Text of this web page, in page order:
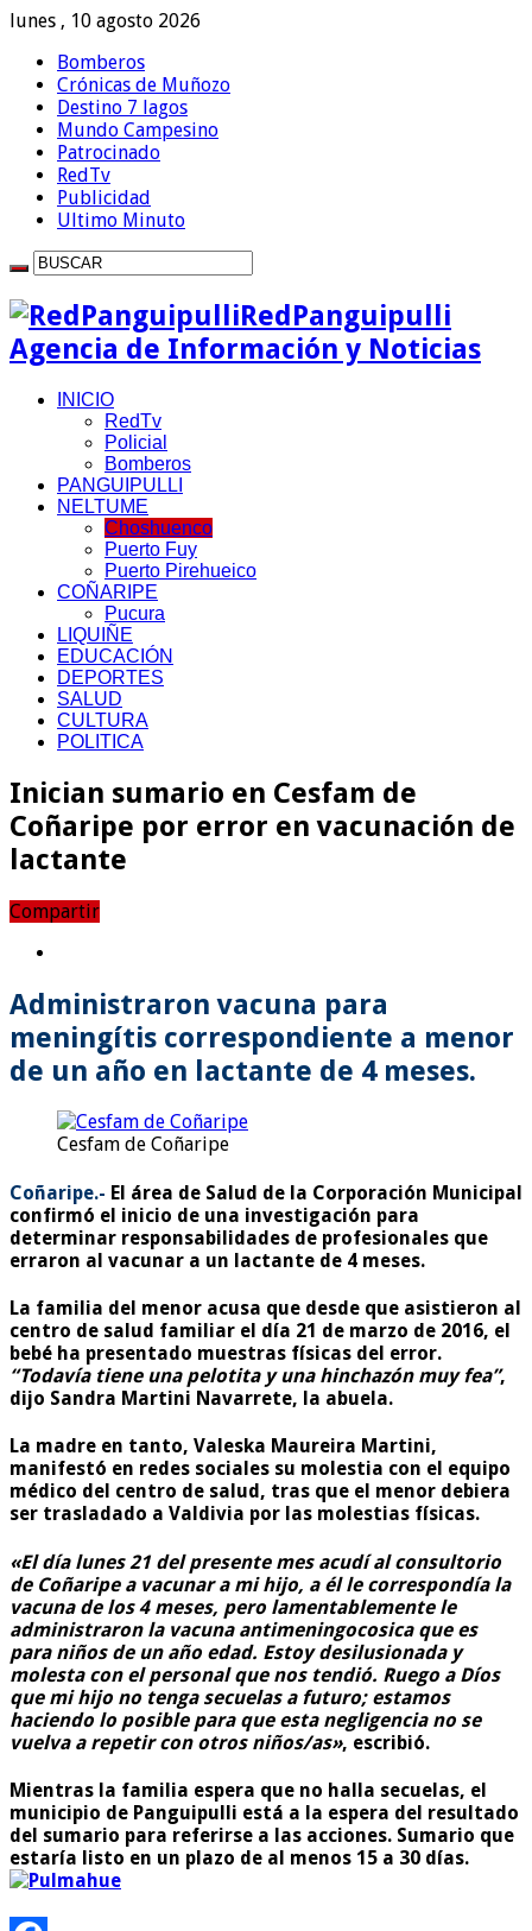
lunes , 10 agosto 2026
Bomberos
Crónicas de Muñozo
Destino 7 lagos
Mundo Campesino
Patrocinado
RedTv
Publicidad
Ultimo Minuto
RedPanguipulli
Agencia de Información y Noticias
INICIO
RedTv
Policial
Bomberos
PANGUIPULLI
NELTUME
Choshuenco
Puerto Fuy
Puerto Pirehueico
COÑARIPE
Pucura
LIQUIÑE
EDUCACIÓN
DEPORTES
SALUD
CULTURA
POLITICA
Inician sumario en Cesfam de
Coñaripe por error en vacunación de
lactante
Compartir
Administraron vacuna para
meningítis correspondiente a menor
de un año en lactante de 4 meses.
Cesfam de Coñaripe
Coñaripe.- El área de Salud de la Corporación Municipal
confirmó el inicio de una investigación para
determinar responsabilidades de profesionales que
erraron al vacunar a un lactante de 4 meses.
La familia del menor acusa que desde que asistieron al
centro de salud familiar el día 21 de marzo de 2016, el
bebé ha presentado muestras físicas del error.
“Todavía tiene una pelotita y una hinchazón muy fea”,
dijo Sandra Martini Navarrete, la abuela.
La madre en tanto, Valeska Maureira Martini,
manifestó en redes sociales su molestia con el equipo
médico del centro de salud, tras que el menor debiera
ser trasladado a Valdivia por las molestias físicas.
«El día lunes 21 del presente mes acudí al consultorio
de Coñaripe a vacunar a mi hijo, a él le correspondía la
vacuna de los 4 meses, pero lamentablemente le
administraron la vacuna antimeningocosica que es
para niños de un año edad. Estoy desilusionada y
molesta con el personal que nos tendió. Ruego a Díos
que mi hijo no tenga secuelas a futuro; estamos
haciendo lo posible para que esta negligencia no se
vuelva a repetir con otros niños/as», escribió.
Mientras la familia espera que no halla secuelas, el
municipio de Panguipulli está a la espera del resultado
del sumario para referirse a las acciones. Sumario que
estaría listo en un plazo de al menos 15 a 30 días.